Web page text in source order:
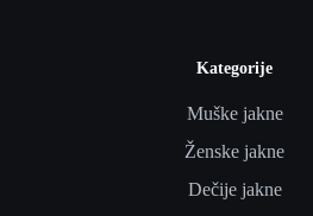
Kategorije
Muške jakne
Ženske jakne
Dečije jakne